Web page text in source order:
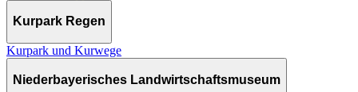
Kurpark Regen
Kurpark und Kurwege
Niederbayerisches Landwirtschaftsmuseum